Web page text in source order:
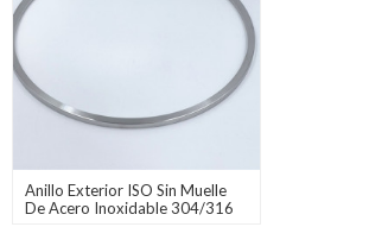
Anillo Exterior ISO Sin Muelle
De Acero Inoxidable 304/316